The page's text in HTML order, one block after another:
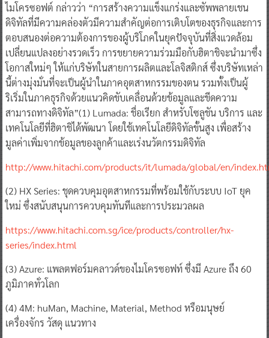
ไมโครซอฟต์ กล่าวว่า “การสร้างความแข็งแกร่งและซัพพลายเชน
ดิจิทัลที่มีความคล่องตัวมีความสำคัญต่อการเติบโตของธุรกิจและการ
ตอบสนองต่อความต้องการของผู้บริโภคในยุคปัจจุบันที่สิ่งแวดล้อม
เปลี่ยนแปลงอย่างรวดเร็ว การขยายความร่วมมือกับฮิตาชิจะนำมาซึ่ง
โอกาสใหม่ๆ ให้แก่บริษัทในสายการผลิตและโลจิสติกส์ ซึ่งบริษัทเหล่า
นี้ต่างมุ่งมั่นที่จะเป็นผู้นำในภาคอุตสาหกรรมของตน รวมทั้งเป็นผู้
ริเริ่มในภาคธุรกิจด้วยแนวคิดขับเคลื่อนด้วยข้อมูลและขีดความ
สามารถทางดิจิทัล”(1) Lumada: ชื่อเรียก สำหรับโซลูชัน บริการ และ
เทคโนโลยีที่ฮิตาชิได้พัฒนา โดยใช้เทคโนโลยีดิจิทัลขั้นสูง เพื่อสร้าง
มูลค่าเพิ่มจากข้อมูลของลูกค้าและเร่งนวัตกรรมดิจิทัล
http://www.hitachi.com/products/it/lumada/global/en/
(2) HX Series: ชุดควบคุมอุตสาหกรรมที่พร้อมใช้กับระบบ IoT ยุค
ใหม่ ซึ่งสนับสนุนการควบคุมทันทีและการประมวลผล
https://www.hitachi.com.sg/ice/products/controller/hx-
series/index.html
(3) Azure: แพลตฟอร์มคลาวด์ของไมโครซอฟท์ ซึ่งมี Azure ถึง 60
ภูมิภาคทั่วโลก
(4) 4M: huMan, Machine, Material, Method หรือมนุษย์
เครื่องจักร วัสดุ แนวทาง